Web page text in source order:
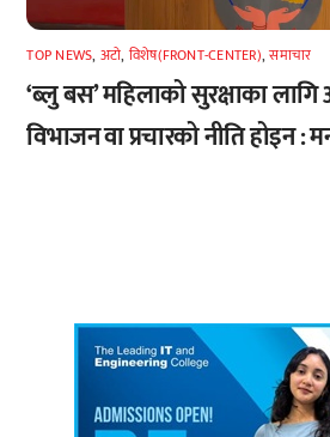
TOP NEWS, अटाे, विशेष(FRONT-CENTER),समाचार
‘ब्लु बस’ महिलाको सुरक्षाका
विभाजन वा प्रचारको नीति होइन :